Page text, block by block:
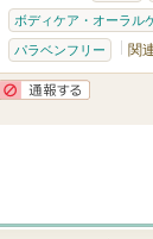
ボディケア・オーラル
パラベンフリー 関